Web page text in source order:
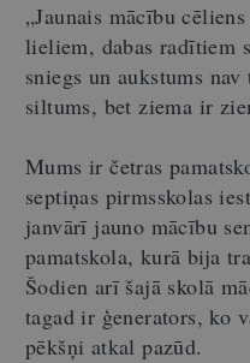
„Jaunais mācību
lieliem, dabas radītiem
sniegs un aukstums
siltums, bet ziema ir
Mums ir četras
septiņas pirmsskolas
janvārī jauno mācību
pamatskola, kurā bija
Šodien arī šajā skolā
tagad ir ģenerators, ko
pēkšņi atkal pazūd.